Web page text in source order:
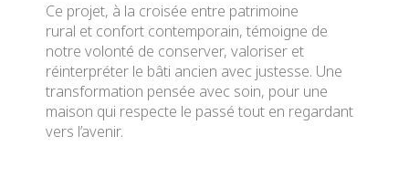
Ce projet, à la croisée entre patrimoine
rural et confort contemporain, témoigne de
notre volonté de conserver, valoriser et
réinterpréter le bâti ancien avec justesse. Une
transformation pensée avec soin, pour une
maison qui respecte le passé tout en regardant
vers l’avenir.